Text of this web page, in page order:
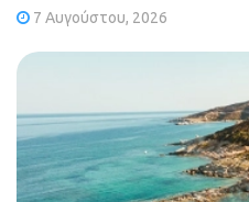
7 Αυγούστου, 2026